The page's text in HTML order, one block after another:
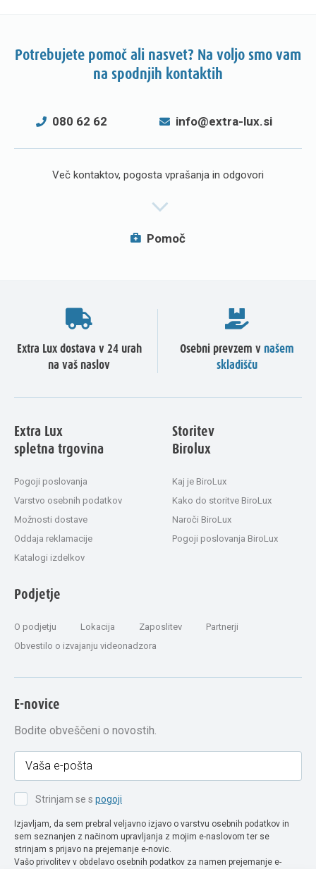
Potrebujete pomoč ali nasvet? Na voljo smo vam
na spodnjih kontaktih
080 62 62 info@extra-lux.si
Več kontaktov, pogosta vprašanja in odgovori
Pomoč
Extra Lux dostava v 24 urah
na vaš naslov
Osebni prevzem v našem
skladišču
Extra Lux
spletna trgovina
Pogoji poslovanja
Varstvo osebnih podatkov
Možnosti dostave
Oddaja reklamacije
Katalogi izdelkov
Storitev
Birolux
Kaj je BiroLux
Kako do storitve BiroLux
Naroči BiroLux
Pogoji poslovanja BiroLux
Podjetje
O podjetju Lokacija Zaposlitev
Partnerji
Obvestilo o izvajanju videonadzora
E-novice
Bodite obveščeni o novostih.
Strinjam se s pogoji
Izjavljam, da sem prebral veljavno izjavo o varstvu osebnih podatkov in
sem seznanjen z načinom upravljanja z mojim e-naslovom ter se
strinjam s prijavo na prejemanje e-novic.
Vašo privolitev v obdelavo osebnih podatkov za namen prejemanje e-